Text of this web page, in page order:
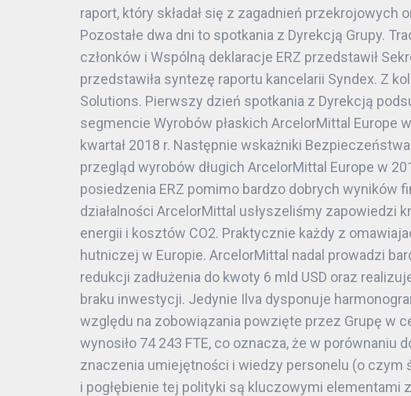
raport, który składał się z zagadnień
Pozostałe dwa dni to spotkania z Dyrekcją Grupy.
członków i Wspólną deklaracje ERZ przedstawił
przedstawiła syntezę raportu kancelarii Syndex. Z
Solutions. Pierwszy dzień spotkania z Dyrekcją
segmencie Wyrobów płaskich ArcelorMittal Europe
kwartał 2018 r. Następnie wskażniki
przegląd wyrobów długich ArcelorMittal Europe w
posiedzenia ERZ pomimo bardzo dobrych wyników
działalności ArcelorMittal usłyszeliśmy
energii i kosztów CO2. Praktycznie każdy z
hutniczej w Europie. ArcelorMittal nadal prowadzi
redukcji zadłużenia do kwoty 6 mld USD oraz
braku inwestycji. Jedynie Ilva dysponuje
względu na zobowiązania powzięte przez Grupę w
wynosiło 74 243 FTE, co oznacza, że w porównaniu
znaczenia umiejętności i wiedzy personelu (o
i pogłębienie tej polityki są kluczowymi elementami